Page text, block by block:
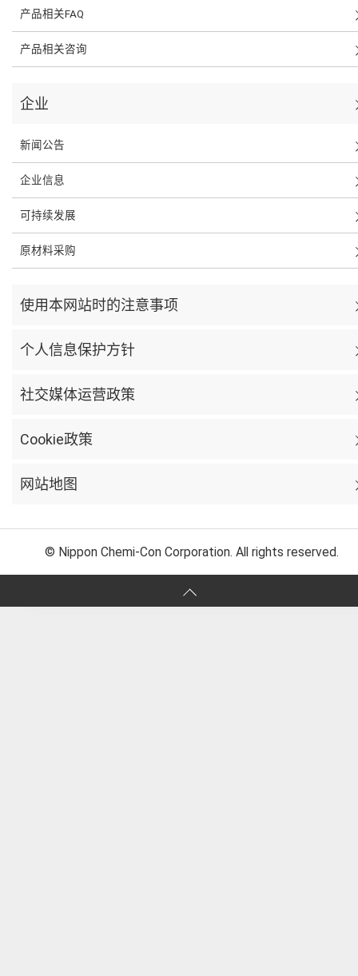
产品相关FAQ
产品相关咨询
企业
新闻公告
企业信息
可持续发展
原材料采购
使用本网站时的注意事项
个人信息保护方针
社交媒体运营政策
Cookie政策
网站地图
© Nippon Chemi-Con Corporation. All rights reserved.